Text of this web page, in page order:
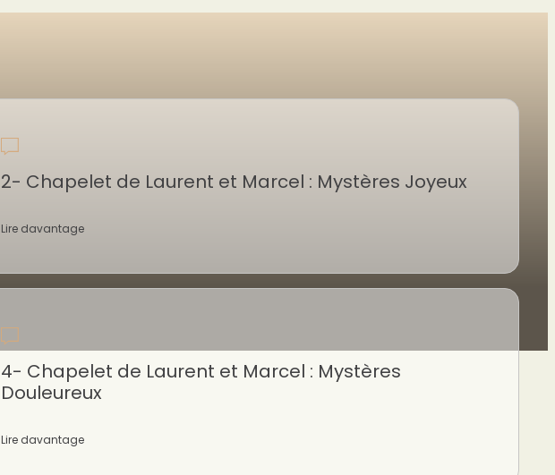
2- Chapelet de Laurent et Marcel : Mystères Joyeux
Lire davantage
4- Chapelet de Laurent et Marcel : Mystères
Douleureux
Lire davantage